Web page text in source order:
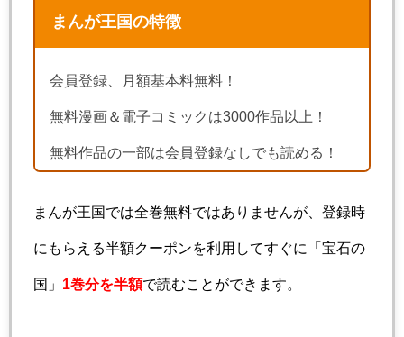
まんが王国の特徴
会員登録、月額基本料無料！
無料漫画＆電子コミックは3000作品以上！
無料作品の一部は会員登録なしでも読める！
まんが王国では全巻無料ではありませんが、登録時
にもらえる半額クーポンを利用してすぐに「宝石の
国」 1巻分を半額で読むことができます。